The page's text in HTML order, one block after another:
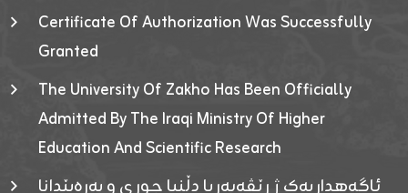
Certificate Of Authorization Was Successfully
Granted
The University Of Zakho Has Been Officially
Admitted By The Iraqi Ministry Of Higher
Education And Scientific Research
ئاگەهداریەک ژ ڕێڤەبەریا دڵنیا جوری و پەرەپێدانا